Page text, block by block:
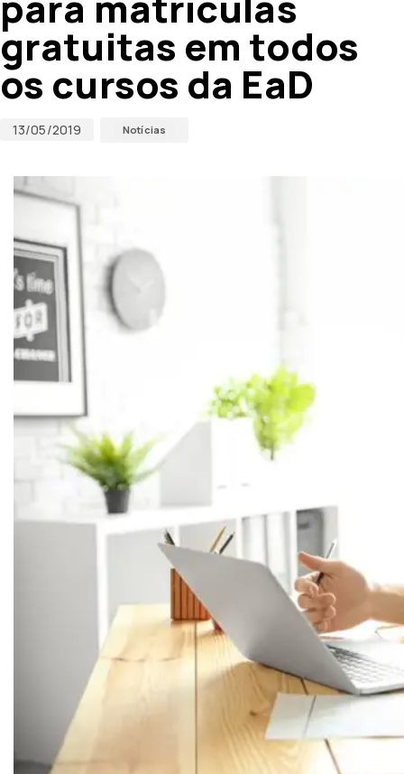
gratuitas em todos
os cursos da EaD
13/05/2019 Notícias